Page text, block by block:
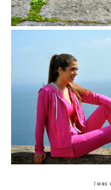
I was